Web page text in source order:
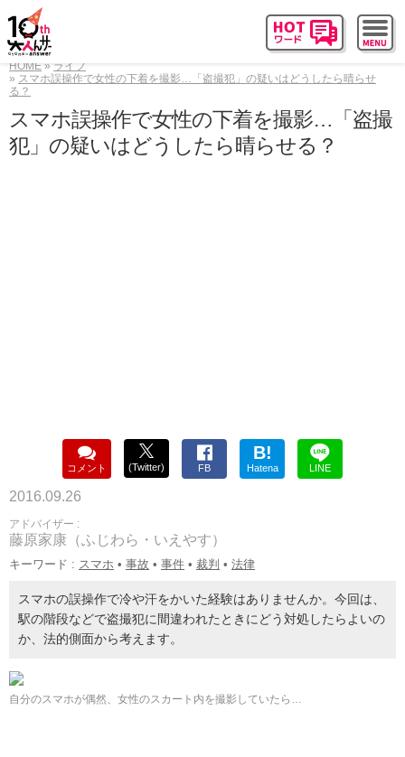
HOME
ライフ
スマホ誤操作で女性の下着を撮影…「盗撮犯」の疑いはどうしたら晴らせ
る？
スマホ誤操作で女性の下着を撮影…「盗撮
犯」の疑いはどうしたら晴らせる？
コメント (Twitter) FB
B!
Hatena LINE
2016.09.26
アドバイザー :
藤原家康（ふじわら・いえやす）
キーワード : スマホ • 事故 • 事件 • 裁判 • 法律
スマホの誤操作で冷や汗をかいた経験はありませんか。今回は、
駅の階段などで盗撮犯に間違われたときにどう対処したらよいの
か、法的側面から考えます。
自分のスマホが偶然、女性のスカート内を撮影していたら…